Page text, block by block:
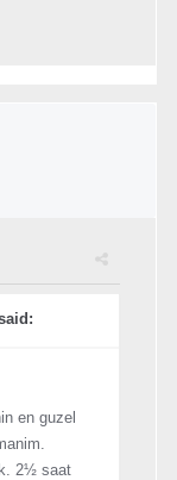
en guzel
2½ saat